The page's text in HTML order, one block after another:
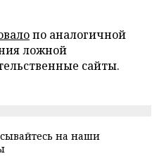
по аналогичной
ложной
сайты.
на наши